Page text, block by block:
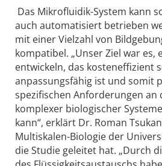
Das Mikrofluidik-System kann
auch automatisiert betrieben
mit einer Vielzahl von
kompatibel. „Unser Ziel war es,
entwickeln, das kosteneffizient
anpassungsfähig ist und somit
spezifischen Anforderungen an
komplexer biologischer
kann“, erklärt Dr. Roman
Multiskalen-Biologie der
die Studie geleitet hat. „Durch